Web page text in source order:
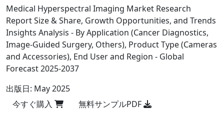
Medical Hyperspectral Imaging Market Research
Report Size & Share, Growth Opportunities, and Trends
Insights Analysis - By Application (Cancer Diagnostics,
Image-Guided Surgery, Others), Product Type (Cameras
and Accessories), End User and Region - Global
Forecast 2025-2037
出版日: May 2025
今すぐ購入
無料サンプルPDF